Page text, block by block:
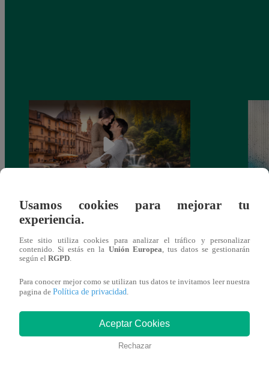
Latina estrenará el 28 de abril “Mi vida
eres tú”: una historia de cartas y amor que
lo cambiará todo
También te puede
interesar
Usamos cookies para mejorar tu
experiencia.
Este sitio utiliza cookies para analizar el tráfico y personalizar
contenido. Si estás en la Unión Europea , tus datos se gestionarán
según el RGPD
Para conocer mejor como se utilizan tus datos te invitamos leer nuestra
pagina de Política de privacidad
Aceptar Cookies
Rechazar